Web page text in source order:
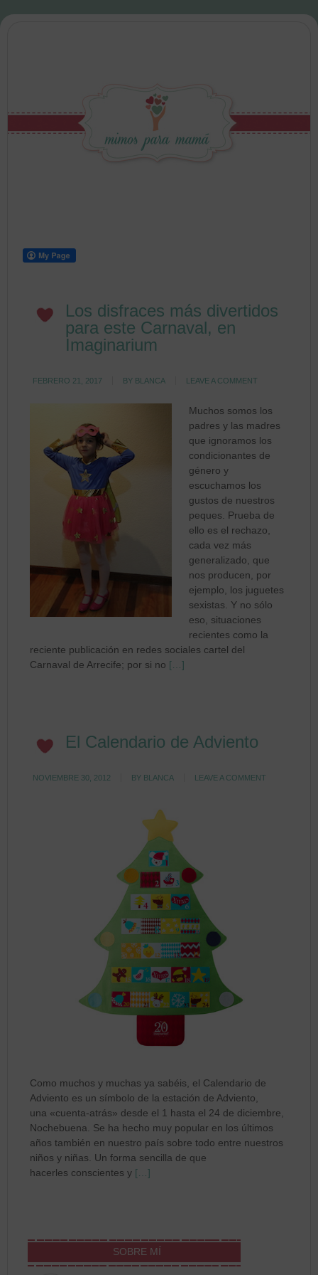
Los disfraces más divertidos
para este Carnaval, en
Imaginarium
FEBRERO 21, 2017 BY BLANCA LEAVE A COMMENT
Muchos somos los
padres y las madres
que ignoramos los
condicionantes de
género y
escuchamos los
gustos de nuestros
peques. Prueba de
ello es el rechazo,
cada vez más
generalizado, que
nos producen, por
ejemplo, los juguetes
sexistas. Y no sólo
eso, situaciones
recientes como la
reciente publicación en redes sociales cartel del
Carnaval de Arrecife; por si no […]
El Calendario de Adviento
NOVIEMBRE 30, 2012 BY BLANCA LEAVE A COMMENT
Como muchos y muchas ya sabéis, el Calendario de
Adviento es un símbolo de la estación de Adviento,
una «cuenta-atrás» desde el 1 hasta el 24 de diciembre,
Nochebuena. Se ha hecho muy popular en los últimos
años también en nuestro país sobre todo entre nuestros
niños y niñas. Un forma sencilla de que
hacerles conscientes y […]
SOBRE MÍ